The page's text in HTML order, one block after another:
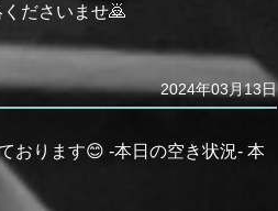
ださいませ🙇
2024年03月13日
おります😊 -本日の空き状況- 本